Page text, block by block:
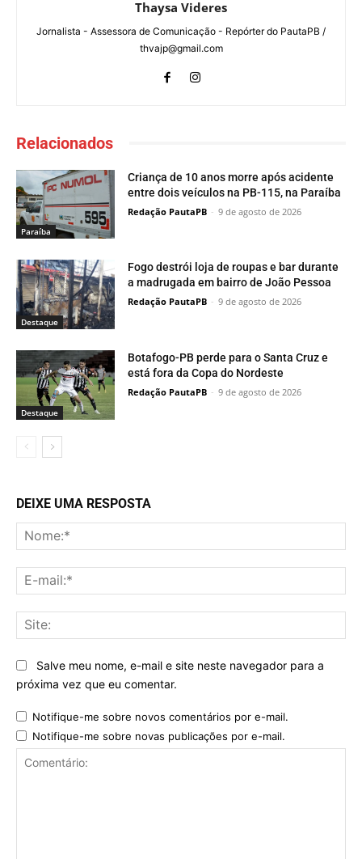
Thaysa Videres
Jornalista - Assessora de Comunicação - Repórter do PautaPB /
thvajp@gmail.com
Relacionados
Paraí­ba
Criança de 10 anos morre após acidente
entre dois veículos na PB-115, na Paraíba
Redação PautaPB - 9 de agosto de 2026
Destaque
Fogo destrói loja de roupas e bar durante
a madrugada em bairro de João Pessoa
Redação PautaPB - 9 de agosto de 2026
Destaque
Botafogo-PB perde para o Santa Cruz e
está fora da Copa do Nordeste
Redação PautaPB - 9 de agosto de 2026
DEIXE UMA RESPOSTA
Salve meu nome, e-mail e site neste navegador para a
próxima vez que eu comentar.
Notifique-me sobre novos comentários por e-mail.
Notifique-me sobre novas publicações por e-mail.